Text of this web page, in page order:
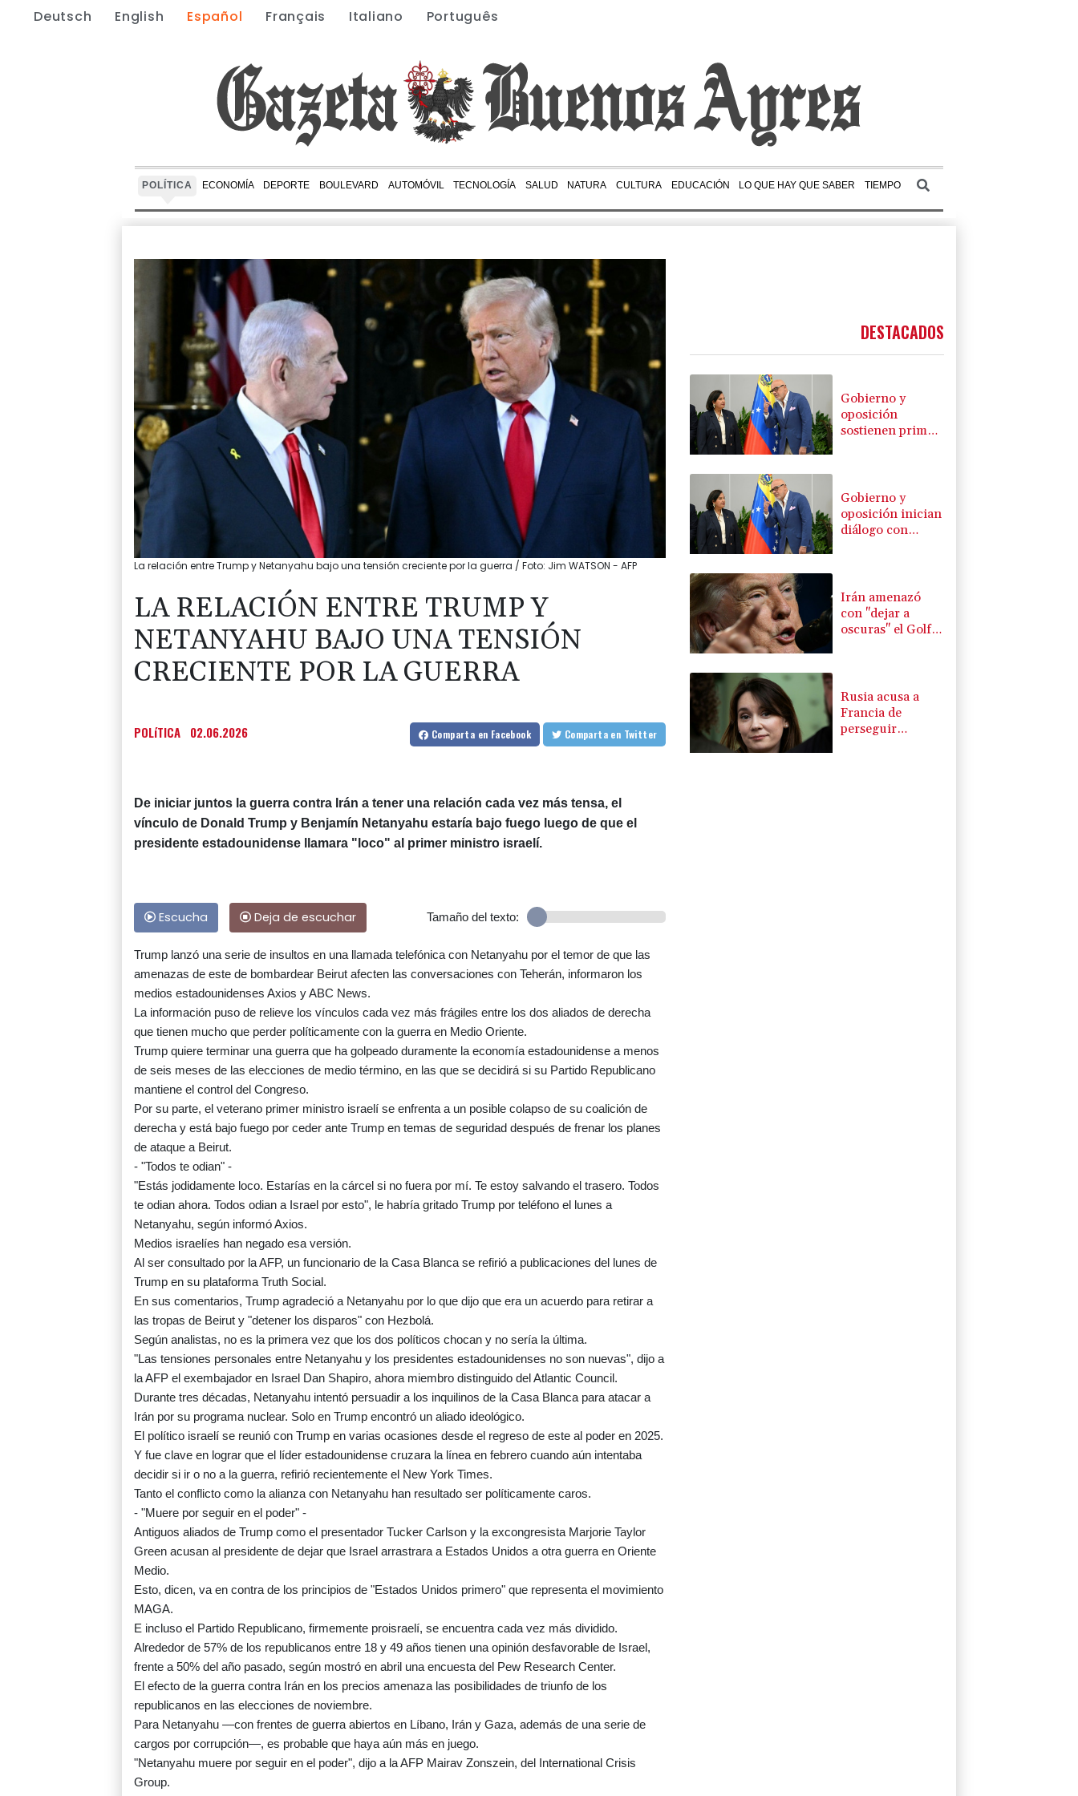
Deutsch English Español Français Italiano Português
POLÍTICA ECONOMÍA DEPORTE BOULEVARD AUTOMÓVIL TECNOLOGÍA SALUD NATURA CULTURA EDUCACIÓN LO QUE HAY QUE SABER TIEMPO
La relación entre Trump y Netanyahu bajo una tensión creciente por la guerra / Foto: Jim WATSON - AFP
LA RELACIÓN ENTRE TRUMP Y
NETANYAHU BAJO UNA TENSIÓN
CRECIENTE POR LA GUERRA
POLíTICA 02.06.2026 Comparta en Facebook Comparta en Twitter
De iniciar juntos la guerra contra Irán a tener una relación cada vez más tensa, el
vínculo de Donald Trump y Benjamín Netanyahu estaría bajo fuego luego de que el
presidente estadounidense llamara "loco" al primer ministro israelí.
Escucha Deja de escuchar Tamaño del texto:
Trump lanzó una serie de insultos en una llamada telefónica con Netanyahu por el temor de que las
amenazas de este de bombardear Beirut afecten las conversaciones con Teherán, informaron los
medios estadounidenses Axios y ABC News.
La información puso de relieve los vínculos cada vez más frágiles entre los dos aliados de derecha
que tienen mucho que perder políticamente con la guerra en Medio Oriente.
Trump quiere terminar una guerra que ha golpeado duramente la economía estadounidense a menos
de seis meses de las elecciones de medio término, en las que se decidirá si su Partido Republicano
mantiene el control del Congreso.
Por su parte, el veterano primer ministro israelí se enfrenta a un posible colapso de su coalición de
derecha y está bajo fuego por ceder ante Trump en temas de seguridad después de frenar los planes
de ataque a Beirut.
- "Todos te odian" -
"Estás jodidamente loco. Estarías en la cárcel si no fuera por mí. Te estoy salvando el trasero. Todos
te odian ahora. Todos odian a Israel por esto", le habría gritado Trump por teléfono el lunes a
Netanyahu, según informó Axios.
Medios israelíes han negado esa versión.
Al ser consultado por la AFP, un funcionario de la Casa Blanca se refirió a publicaciones del lunes de
Trump en su plataforma Truth Social.
En sus comentarios, Trump agradeció a Netanyahu por lo que dijo que era un acuerdo para retirar a
las tropas de Beirut y "detener los disparos" con Hezbolá.
Según analistas, no es la primera vez que los dos políticos chocan y no sería la última.
"Las tensiones personales entre Netanyahu y los presidentes estadounidenses no son nuevas", dijo a
la AFP el exembajador en Israel Dan Shapiro, ahora miembro distinguido del Atlantic Council.
Durante tres décadas, Netanyahu intentó persuadir a los inquilinos de la Casa Blanca para atacar a
Irán por su programa nuclear. Solo en Trump encontró un aliado ideológico.
El político israelí se reunió con Trump en varias ocasiones desde el regreso de este al poder en 2025.
Y fue clave en lograr que el líder estadounidense cruzara la línea en febrero cuando aún intentaba
decidir si ir o no a la guerra, refirió recientemente el New York Times.
Tanto el conflicto como la alianza con Netanyahu han resultado ser políticamente caros.
- "Muere por seguir en el poder" -
Antiguos aliados de Trump como el presentador Tucker Carlson y la excongresista Marjorie Taylor
Green acusan al presidente de dejar que Israel arrastrara a Estados Unidos a otra guerra en Oriente
Medio.
Esto, dicen, va en contra de los principios de "Estados Unidos primero" que representa el movimiento
MAGA.
E incluso el Partido Republicano, firmemente proisraelí, se encuentra cada vez más dividido.
Alrededor de 57% de los republicanos entre 18 y 49 años tienen una opinión desfavorable de Israel,
frente a 50% del año pasado, según mostró en abril una encuesta del Pew Research Center.
El efecto de la guerra contra Irán en los precios amenaza las posibilidades de triunfo de los
republicanos en las elecciones de noviembre.
Para Netanyahu —con frentes de guerra abiertos en Líbano, Irán y Gaza, además de una serie de
cargos por corrupción—, es probable que haya aún más en juego.
"Netanyahu muere por seguir en el poder", dijo a la AFP Mairav Zonszein, del International Crisis
Group.
DESTACADOS
Gobierno y
oposición
sostienen primer
Venezuela
Gobierno y
oposición inician
diálogo con
Venezuela
Irán amenazó
con "dejar a
oscuras" el Golfo
Rusia acusa a
Francia de
perseguir